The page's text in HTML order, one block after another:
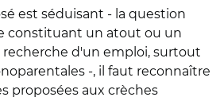
est séduisant - la question
constituant un atout ou un
recherche d'un emploi, surtout
-, il faut reconnaître
proposées aux crèches